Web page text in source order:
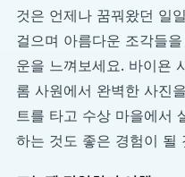
것은 언제나 꿈꿔왔던 일
걸으며 아름다운 조각들
운을 느껴보세요. 바이욘
롬 사원에서 완벽한 사진
트를 타고 수상 마을에서
하는 것도 좋은 경험이 될